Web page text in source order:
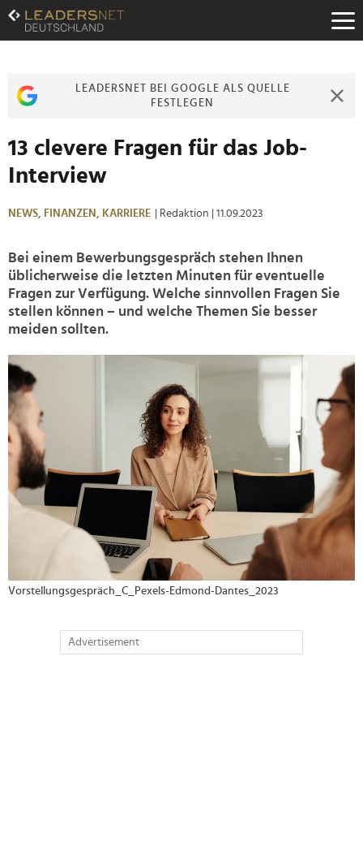
Zum
Inhalt
Zur
Zur
LEADERSNET BEI GOOGLE ALS QUELLE
FESTLEGEN
13 clevere Fragen für das Job-
Interview
NEWS, FINANZEN, KARRIERE | Redaktion | 11.09.2023
Bei einem Bewerbungsgespräch stehen Ihnen
üblicherweise die letzten Minuten für eventuelle
Fragen zur Verfügung. Welche sinnvollen Fragen Sie
stellen können – und welche Themen Sie besser
meiden sollten.
>
Vorstellungsgespräch_C_Pexels-Edmond-Dantes_2023
Advertisement